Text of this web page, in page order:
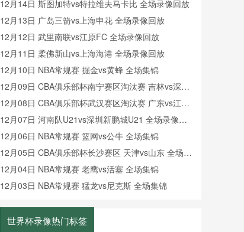
12月14日 斯图加特vs特拉维夫马卡比 全场录像回放
12月13日 广岛三箭vs上海申花 全场录像回放
12月12日 武里南联vs江原FC 全场录像回放
12月11日 柔佛新山vs上海海港 全场录像回放
12月10日 NBA常规赛 掘金vs黄蜂 全场集锦
12月09日 CBA俱乐部杯南宁赛区淘汰赛 吉林vs深圳
全场录像回放
12月08日 CBA俱乐部杯武汉赛区淘汰赛 广东vs江苏
全场录像回放
12月07日 河南队U21vs深圳新鹏城U21 全场录像回
放
12月06日 NBA常规赛 篮网vs公牛 全场集锦
12月05日 CBA俱乐部杯长沙赛区 天津vs山东 全场录
像回放
12月04日 NBA常规赛 老鹰vs活塞 全场集锦
12月03日 NBA常规赛 猛龙vs尼克斯 全场集锦
世界杯录像热门标签